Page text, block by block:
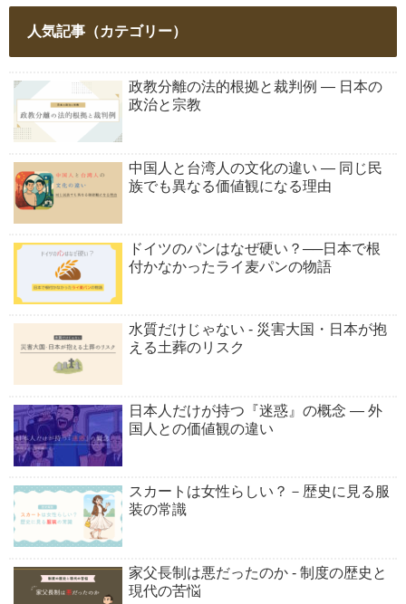
人気記事（カテゴリー）
政教分離の法的根拠と裁判例 ― 日本の
政治と宗教
中国人と台湾人の文化の違い ― 同じ民
族でも異なる価値観になる理由
ドイツのパンはなぜ硬い？──日本で根
付かなかったライ麦パンの物語
水質だけじゃない - 災害大国・日本が抱
える土葬のリスク
日本人だけが持つ『迷惑』の概念 ― 外
国人との価値観の違い
スカートは女性らしい？－歴史に見る服
装の常識
家父長制は悪だったのか - 制度の歴史と
現代の苦悩